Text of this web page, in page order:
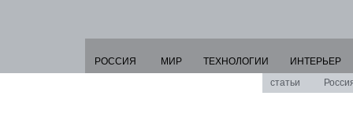
РОССИЯ МИР ТЕХНОЛОГИИ
ИНТЕРЬЕР
статьи